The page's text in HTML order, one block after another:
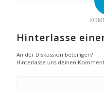
Hinterlasse
An der Diskussion beteiligen?
Hinterlasse uns deinen